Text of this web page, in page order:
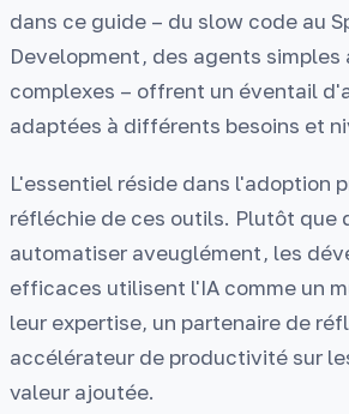
dans ce guide – du slow code au
Development, des agents simples
complexes – offrent un éventail
adaptées à différents besoins et
L'essentiel réside dans l'adoption
réfléchie de ces outils. Plutôt que
automatiser aveuglément, les
efficaces utilisent l'IA comme un
leur expertise, un partenaire de
accélérateur de productivité sur
valeur ajoutée.